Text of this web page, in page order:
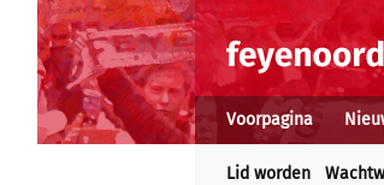
Voorpagina
Lid worden